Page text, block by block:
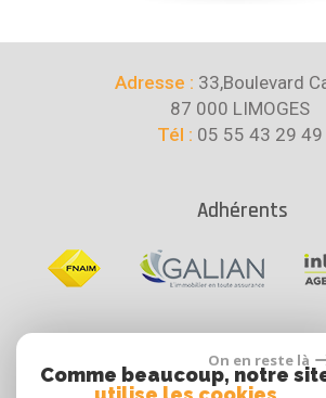
Adresse : 33,Boulevard
87 000 LIMOGES
Tél : 05 55 43 29 49
Adhérents
Se connecter
On en reste là
Comme beaucoup, notre